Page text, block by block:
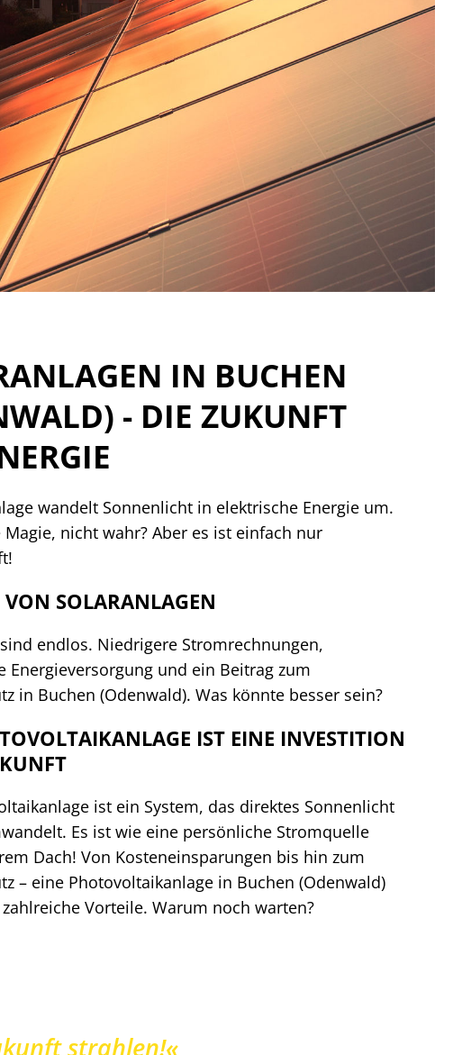
IN BUCHEN
- DIE ZUKUNFT
wandelt Sonnenlicht in elektrische Energie um.
Magie, nicht wahr? Aber es ist einfach nur
VON SOLARANLAGEN
endlos. Niedrigere Stromrechnungen,
Energieversorgung und ein Beitrag zum
in Buchen (Odenwald). Was könnte besser sein?
IST EINE INVESTITION
ist ein System, das direktes Sonnenlicht
Es ist wie eine persönliche Stromquelle
Dach! Von Kosteneinsparungen bis hin zum
– eine Photovoltaikanlage in Buchen (Odenwald)
Vorteile. Warum noch warten?
strahlen!«